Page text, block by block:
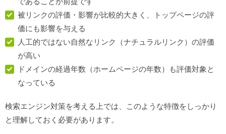
被リンクの評価・影響が比較的大きく、トップページの評
価にも影響を与える
人工的ではない自然なリンク（ナチュラルリンク）の評価
が高い
ドメインの経過年数（ホームページの年数）も評価対象と
なっている
検索エンジン対策を考える上では、このような特徴をしっかり
と理解しておく必要があります。